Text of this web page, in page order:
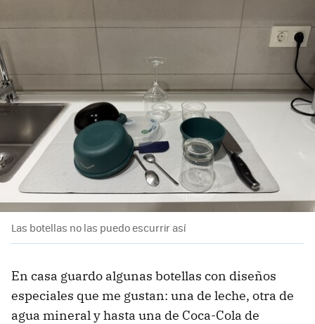
Las botellas no las puedo escurrir así
En casa guardo algunas botellas con diseños
especiales que me gustan: una de leche, otra de
agua mineral y hasta una de Coca-Cola de